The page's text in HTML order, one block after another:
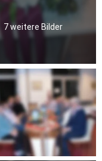
7 weitere Bilder